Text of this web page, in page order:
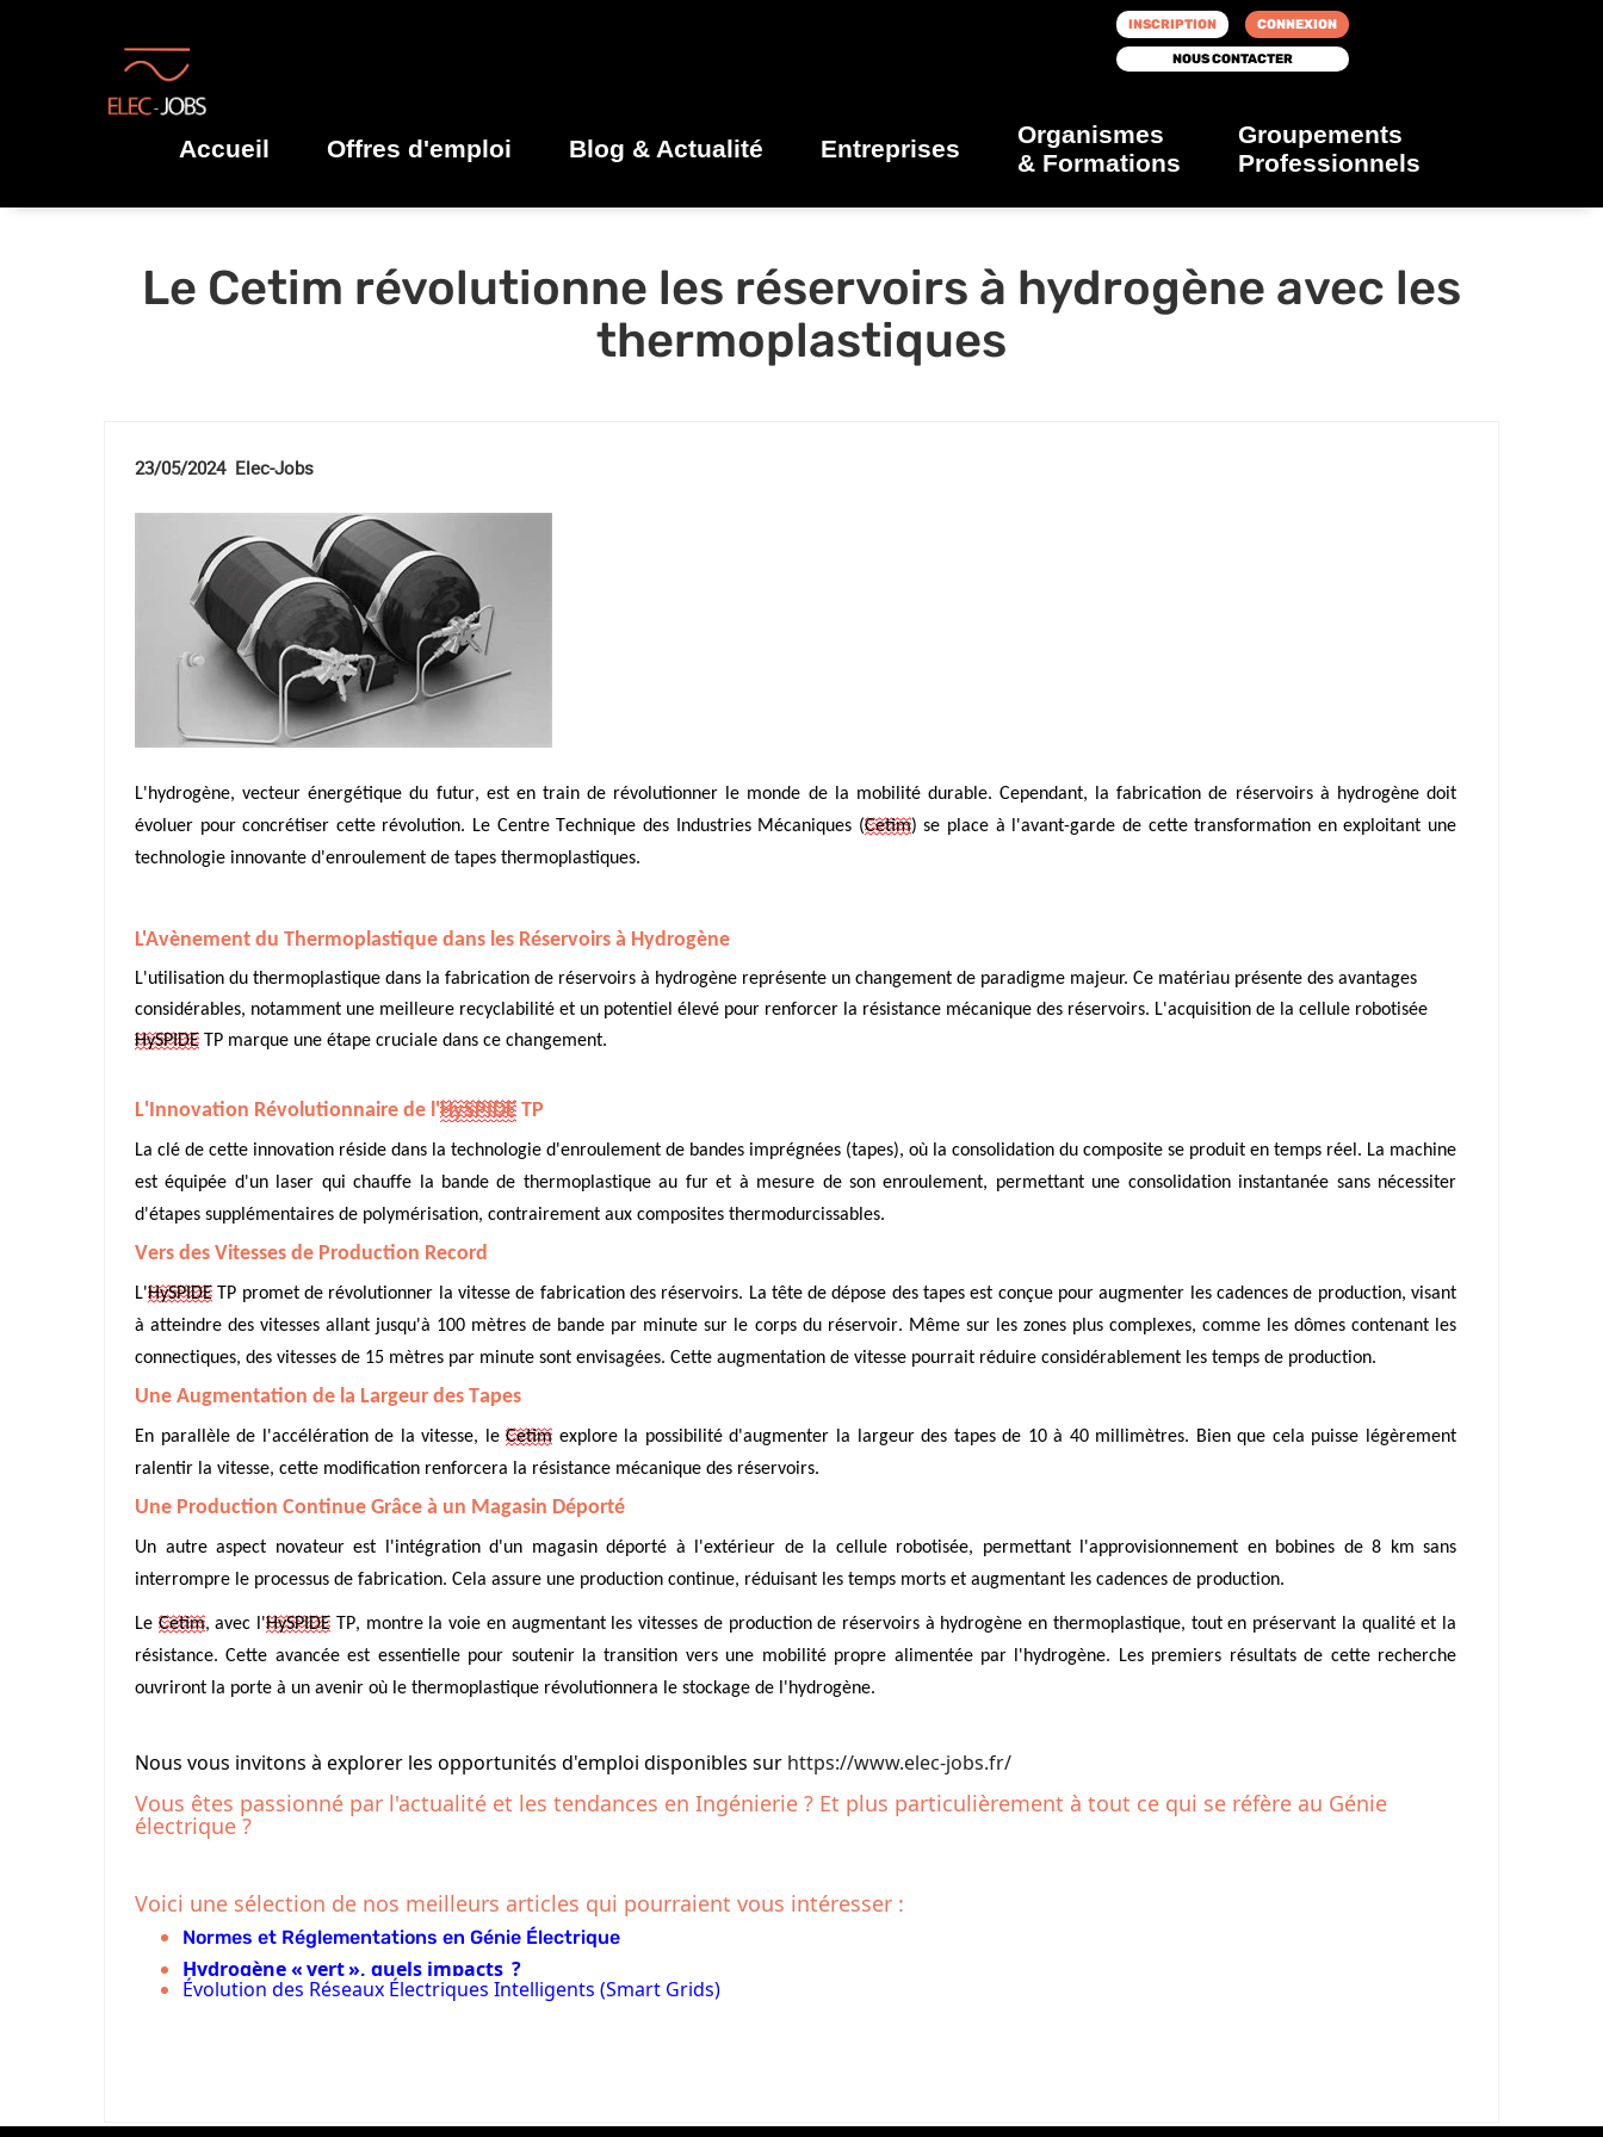
INSCRIPTION CONNEXION
NOUS CONTACTER
Accueil Offres d'emploi Blog & Actualité Entreprises
Organismes
& Formations
Groupements
Professionnels
Le Cetim révolutionne les réservoirs à hydrogène avec les
thermoplastiques
23/05/2024 Elec-Jobs
L'hydrogène, vecteur énergétique du futur, est en train de révolutionner le monde de la mobilité durable. Cependant, la fabrication de réservoirs à hydrogène doit
évoluer pour concrétiser cette révolution. Le Centre Technique des Industries Mécaniques (Cetim) se place à l'avant-garde de cette transformation en exploitant une
technologie innovante d'enroulement de tapes thermoplastiques.
L'Avènement du Thermoplastique dans les Réservoirs à Hydrogène
L'utilisation du thermoplastique dans la fabrication de réservoirs à hydrogène représente un changement de paradigme majeur. Ce matériau présente des avantages
considérables, notamment une meilleure recyclabilité et un potentiel élevé pour renforcer la résistance mécanique des réservoirs. L'acquisition de la cellule robotisée
HySPIDE TP marque une étape cruciale dans ce changement.
L'Innovation Révolutionnaire de l'HySPIDE TP
La clé de cette innovation réside dans la technologie d'enroulement de bandes imprégnées (tapes), où la consolidation du composite se produit en temps réel. La machine
est équipée d'un laser qui chauffe la bande de thermoplastique au fur et à mesure de son enroulement, permettant une consolidation instantanée sans nécessiter
d'étapes supplémentaires de polymérisation, contrairement aux composites thermodurcissables.
Vers des Vitesses de Production Record
L'HySPIDE TP promet de révolutionner la vitesse de fabrication des réservoirs. La tête de dépose des tapes est conçue pour augmenter les cadences de production, visant
à atteindre des vitesses allant jusqu'à 100 mètres de bande par minute sur le corps du réservoir. Même sur les zones plus complexes, comme les dômes contenant les
connectiques, des vitesses de 15 mètres par minute sont envisagées. Cette augmentation de vitesse pourrait réduire considérablement les temps de production.
Une Augmentation de la Largeur des Tapes
En parallèle de l'accélération de la vitesse, leCetim explore la possibilité d'augmenter la largeur des tapes de 10 à 40 millimètres. Bien que cela puisse légèrement
ralentir la vitesse, cette modification renforcera la résistance mécanique des réservoirs.
Une Production Continue Grâce à un Magasin Déporté
Un autre aspect novateur est l'intégration d'un magasin déporté à l'extérieur de la cellule robotisée, permettant l'approvisionnement en bobines de 8 km sans
interrompre le processus de fabrication. Cela assure une production continue, réduisant les temps morts et augmentant les cadences de production.
Le Cetim, avec l'HySPIDE TP, montre la voie en augmentant les vitesses de production de réservoirs à hydrogène en thermoplastique, tout en préservant la qualité et la
résistance. Cette avancée est essentielle pour soutenir la transition vers une mobilité propre alimentée par l'hydrogène. Les premiers résultats de cette recherche
ouvriront la porte à un avenir où le thermoplastique révolutionnera le stockage de l'hydrogène.
Nous vous invitons à explorer les opportunités d'emploi disponibles sur https://www.elec-jobs.fr/
Vous êtes passionné par l'actualité et les tendances en Ingénierie ? Et plus particulièrement à tout ce qui se réfère au Génie
électrique ?
Voici une sélection de nos meilleurs articles qui pourraient vous intéresser :
Normes et Réglementations en Génie Électrique
Hydrogène « vert », quels impacts ?
Évolution des Réseaux Électriques Intelligents (Smart Grids)